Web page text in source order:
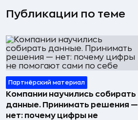
Публикации по теме
Партнёрский материал
Компании научились собирать
данные. Принимать решения —
нет: почему цифры не